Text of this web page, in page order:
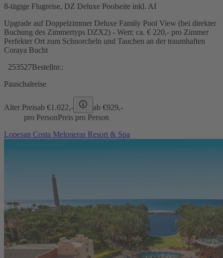
8-tägige Flugreise, DZ Deluxe Poolseite inkl. AI
Upgrade auf Doppelzimmer Deluxe Family Pool View (bei direkter
Buchung des Zimmertyps DZX2) - Wert: ca. € 220,- pro Zimmer
Perfekter Ort zum Schnorcheln und Tauchen an der traumhaften
Coraya Bucht
253527Bestellnr.:
Pauschalreise
Alter Preisab €1.022,- ab €929,-
pro PersonPreis pro Person
Lopesan Costa Meloneras Resort & Spa